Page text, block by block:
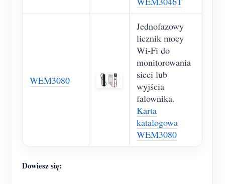
WEM3080
Jednofazowy
licznik mocy
Wi-Fi do
monitorowania
sieci lub
wyjścia
falownika.
Karta
katalogowa
WEM3080
Dowiesz się: